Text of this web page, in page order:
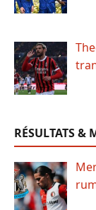
RÉSULTATS &